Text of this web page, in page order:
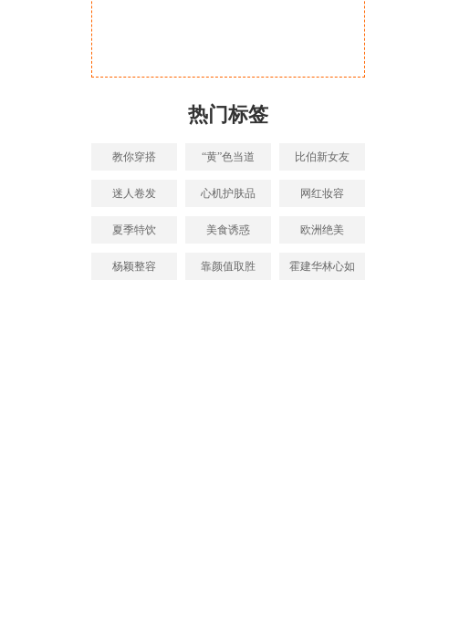
热门标签
教你穿搭 “黄”色当道 比伯新女友
迷人卷发 心机护肤品 网红妆容
夏季特饮 美食诱惑 欧洲绝美
杨颖整容 靠颜值取胜 霍建华林心如